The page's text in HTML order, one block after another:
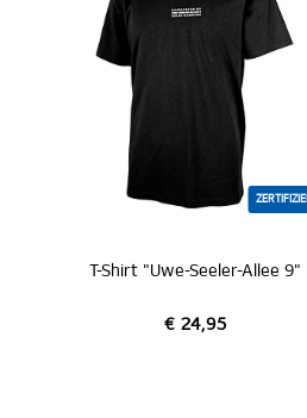
T-Shirt "Uwe-Seeler-Allee 9"